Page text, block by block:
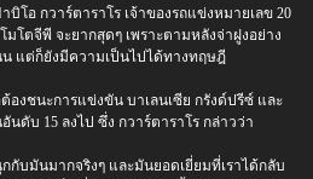
อ กวาร์ตาราโร เจ้าของรถแข่งหมายเลข 20
มโตจีพี จะยากสุดๆ เพราะตามหลังจ่าฝูงอย่าง
แต่ก็ยังมีความเป็นไปได้ทางทฤษฎี
องชนะการแข่งขัน บาเลนเซีย กรังด์ปรีซ์ และ
ดับ 15 ลงไป ซึ่ง กวาร์ตาราโร กล่าวว่า
กับมันมากจริงๆ และมันยอดเยี่ยมที่เราได้กลับ